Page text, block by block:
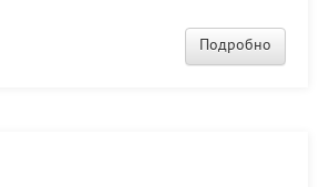
Подробно